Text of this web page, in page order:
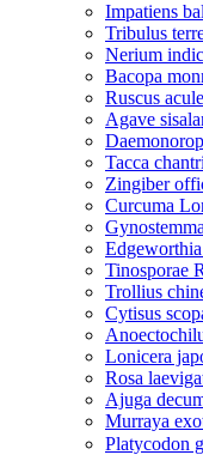
Impatiens
Tribulus
Nerium
Bacopa
Ruscus
Agave
Tacca
Zingiber
Curcuma
Tinosporae
Trollius
Cytisus
Lonicera
Rosa
Ajuga
Murraya
Platycodon